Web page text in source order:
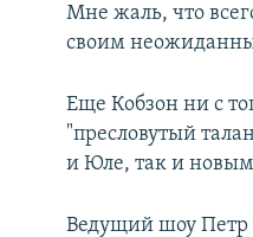
Мне жаль, что
своим
Еще Кобзон ни с
"пресловутый
и Юле, так и
Ведущий шоу Петр